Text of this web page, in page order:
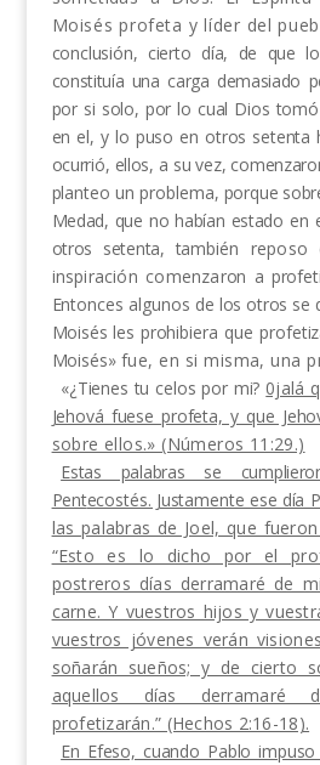
Moisés profeta y líder del
conclusión, cierto día, de que
constituía una carga demasiado
por si solo, por lo cual Dios
en el, y lo puso en otros setenta
ocurrió, ellos, a su vez,
planteo un problema, porque
Medad, que no habían estado en
otros setenta, tam­bién
inspiración comenzaron a
Entonces algunos de los otros se
Moisés les prohibiera que
Moisés»fue, en si misma, una
«¿Tienes tu celos por mi? 0jalá
Jehová fuese profeta, y que
sobre ellos.» (Números 11:29.)
Estas palabras se
Pentecostés. Justamente ese día
las palabras de Joel, que
“Esto es lo dicho por el
postreros días derramaré de
carne. Y vuestros hijos y
vuestros jóvenes verán
soñarán sueños; y de cierto
aquellos días
profetizarán.” (Hechos 2:16-18).
En Efeso, cuando Pablo